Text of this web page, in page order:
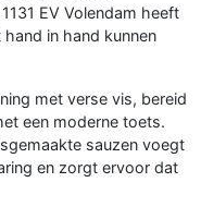
EV Volendam heeft
in hand kunnen
met verse vis, bereid
een moderne toets.
sauzen voegt
en zorgt ervoor dat